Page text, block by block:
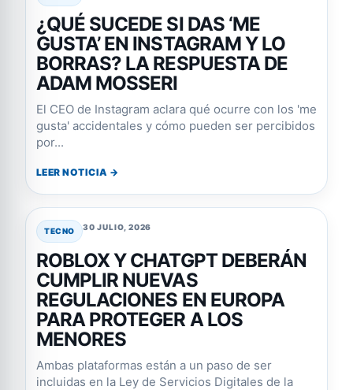
¿QUÉ SUCEDE SI DAS ‘ME
GUSTA’ EN INSTAGRAM Y LO
BORRAS? LA RESPUESTA DE
ADAM MOSSERI
El CEO de Instagram aclara qué ocurre con los 'me
gusta' accidentales y cómo pueden ser percibidos
por...
LEER NOTICIA →
TECNO 30 JULIO, 2026
ROBLOX Y CHATGPT DEBERÁN
CUMPLIR NUEVAS
REGULACIONES EN EUROPA
PARA PROTEGER A LOS
MENORES
Ambas plataformas están a un paso de ser
incluidas en la Ley de Servicios Digitales de la